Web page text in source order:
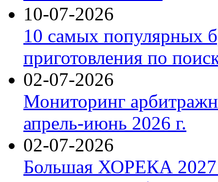
10-07-2026
10 самых популярных
приготовления по
02-07-2026
Мониторинг
апрель-июнь 2026 г.
02-07-2026
Большая ХОРЕКА 2027: